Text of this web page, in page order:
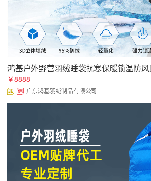
鸿基户外野营羽绒睡袋抗寒保暖锁温防
￥8888
广东鸿基羽绒制品有限公司